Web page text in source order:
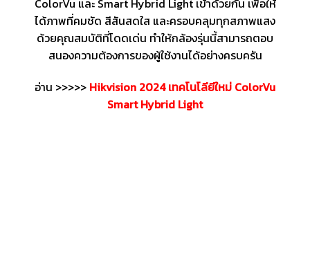
ColorVu และ Smart Hybrid Light เข้าด้วยกัน เพื่อให้
ได้ภาพที่คมชัด สีสันสดใส และครอบคลุมทุกสภาพแสง
ด้วยคุณสมบัติที่โดดเด่น ทำให้กล้องรุ่นนี้สามารถตอบ
สนองความต้องการของผู้ใช้งานได้อย่างครบครัน
อ่าน >>>>> Hikvision 2024 เทคโนโลียีใหม่ ColorVu
Smart Hybrid Light